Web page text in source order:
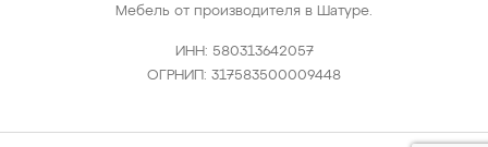
Мебель от производителя в Шатуре.
ИНН: 580313642057
ОГРНИП: 317583500009448